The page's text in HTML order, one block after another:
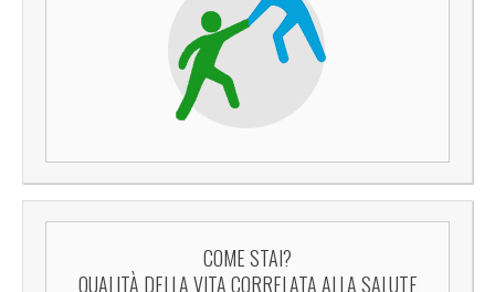
COME STAI?
QUALITÀ DELLA VITA CORRELATA ALLA SALUTE